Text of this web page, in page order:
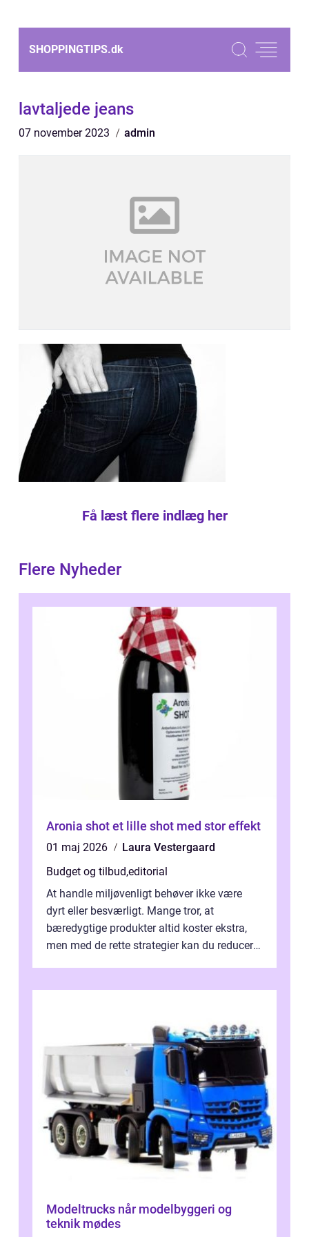
SHOPPINGTIPS.dk
lavtaljede jeans
07 november 2023 admin
Få læst flere indlæg her
Flere Nyheder
Aronia shot et lille shot med stor effekt
01 maj 2026
Laura Vestergaard
Budget og tilbud,editorial
At handle miljøvenligt behøver ikke være
dyrt eller besværligt. Mange tror, at
bæredygtige produkter altid koster ekstra,
men med de rette strategier kan du reducere
Modeltrucks når modelbyggeri og
teknik mødes